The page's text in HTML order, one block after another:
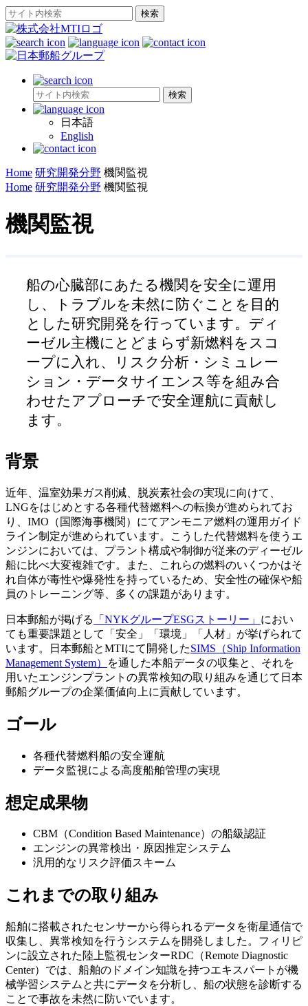
日本語
English
Home 研究開発分野 機関監視
Home 研究開発分野 機関監視
機関監視
船の心臓部にあたる機関を安全に運用
し、トラブルを未然に防ぐことを目的
とした研究開発を行っています。ディ
ーゼル主機にとどまらず新燃料をスコ
ープに入れ、リスク分析・シミュレー
ション・データサイエンス等を組み合
わせたアプローチで安全運航に貢献し
ます。
背景
近年、温室効果ガス削減、脱炭素社会の実現に向けて、
LNGをはじめとする各種代替燃料への転換が進められてお
り、IMO（国際海事機関）にてアンモニア燃料の運用ガイド
ライン制定が進められています。こうした代替燃料を使うエ
ンジンにおいては、プラント構成や制御が従来のディーゼル
船に比べ大変複雑です。また、これらの燃料のいくつかはそ
れ自体が毒性や爆発性を持っているため、安全性の確保や船
員のトレーニング等、多くの課題があります。
日本郵船が掲げる 「NYKグループESGストーリー」 におい
ても重要課題として
「安全」「環境」「人材」が挙げられて
います。日本郵船とMTIにて 開発したSIMS（Ship Information
Management System）
を通した本船データの収集と、それを
用いたエンジンプラントの異常検知の取り組みを通じて日本
郵船グループの企業価値向上に貢献しています。
ゴール
各種代替燃料船の安全運航
データ監視による高度船舶管理の実現
想定成果物
CBM（Condition Based Maintenance）の船級認証
エンジンの異常検出・原因推定システム
汎用的なリスク評価スキーム
これまでの取り組み
船舶に搭載されたセンサーから得られるデータを衛星通信で
収集し、異常検知を行うシステムを開発しました。フィリピ
ンに設立された陸上監視センターRDC（Remote Diagnostic
Center）では、船舶のドメイン知識を持つエキスパートが機
械学習システムと共にデータを分析し、船の状態を診断する
ことで事故を未然に防いでいます。